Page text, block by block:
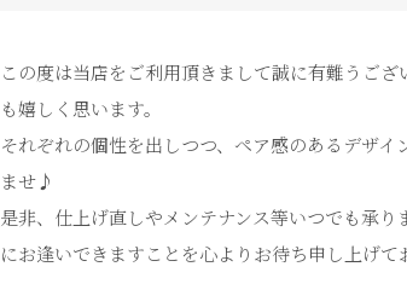
この度は当店をご利用頂きまして誠に有難うご
も嬉しく思います。
それぞれの個性を出しつつ、ペア感のあるデザ
ませ♪
是非、仕上げ直しやメンテナンス等いつでも承
にお逢いできますことを心よりお待ち申し上げて